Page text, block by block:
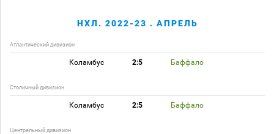
НХЛ. 2022-23 . АПРЕЛЬ
Атлантический дивизион
Коламбус 2:5 Баффало
Столичный дивизион
Коламбус 2:5 Баффало
Центральный дивизион